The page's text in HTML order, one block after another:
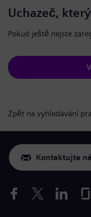
Uchazeč,
Pokud ještě nejste
Zpět na vyhledávání
Kontaktujte